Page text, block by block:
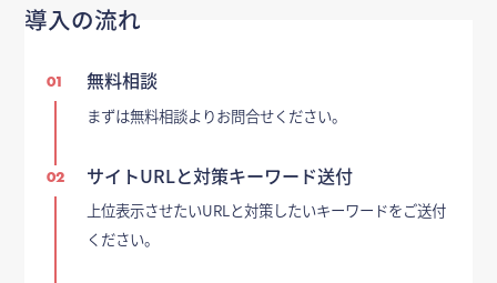
導入の流れ
01 無料相談
まずは無料相談よりお問合せください。
02 サイトURLと対策キーワード送付
上位表示させたいURLと対策したいキーワードをご送付
ください。